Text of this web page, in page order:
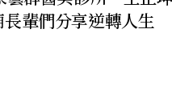
輩們分享逆轉人生